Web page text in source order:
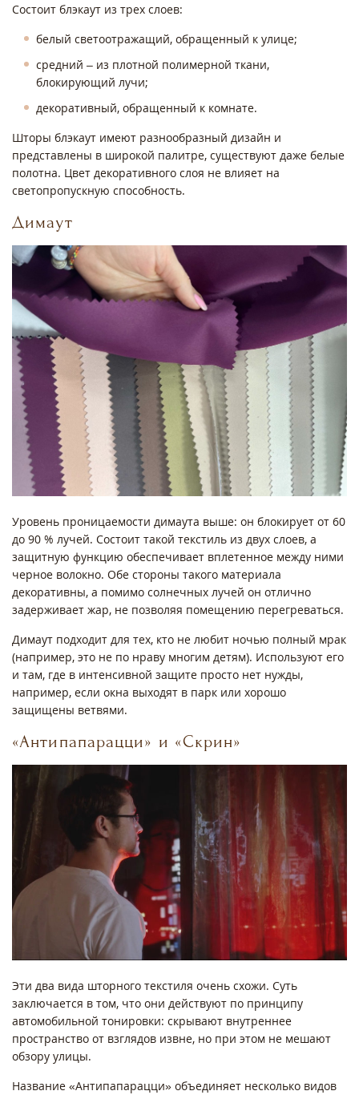
Состоит блэкаут из трех слоев:
белый светоотражащий, обращенный к улице;
средний – из плотной полимерной ткани,
блокирующий лучи;
декоративный, обращенный к комнате.
Шторы блэкаут имеют разнообразный дизайн и
представлены в широкой палитре, существуют даже белые
полотна. Цвет декоративного слоя не влияет на
светопропускную способность.
Димаут
Уровень проницаемости димаута выше: он блокирует от 60
до 90 % лучей. Состоит такой текстиль из двух слоев, а
защитную функцию обеспечивает вплетенное между ними
черное волокно. Обе стороны такого материала
декоративны, а помимо солнечных лучей он отлично
задерживает жар, не позволяя помещению перегреваться.
Димаут подходит для тех, кто не любит ночью полный мрак
(например, это не по нраву многим детям). Используют его
и там, где в интенсивной защите просто нет нужды,
например, если окна выходят в парк или хорошо
защищены ветвями.
«Антипапарацци» и «Скрин»
Эти два вида шторного текстиля очень схожи. Суть
заключается в том, что они действуют по принципу
автомобильной тонировки: скрывают внутреннее
пространство от взглядов извне, но при этом не мешают
обзору улицы.
Название «Антипапарацци» объединяет несколько видов